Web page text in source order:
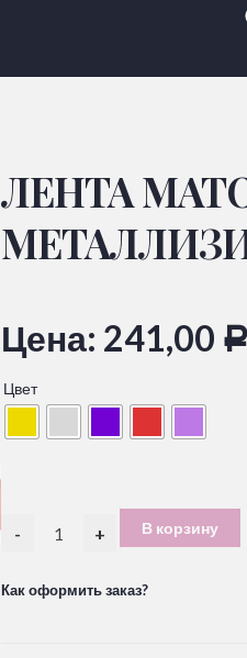
ЛЕНТА
Цена: 241,00 Р
Цвет
- + В корзину
Как оформить заказ?